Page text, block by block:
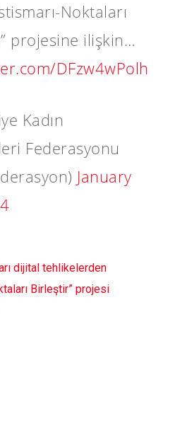
Noktaları
projesine ilişkin…
DFzw4wPolh
Kadın
Federasyonu
January
dijital tehlikelerden
Birleştir” projesi